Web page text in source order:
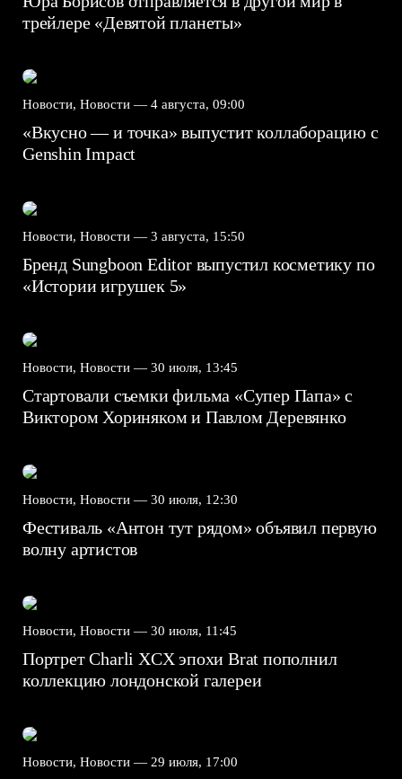
трейлере «Девятой планеты»
Новости, Новости — 4 августа, 09:00
«Вкусно — и точка» выпустит коллаборацию с
Genshin Impact⁠⁠
Новости, Новости — 3 августа, 15:50
Бренд Sungboon Editor выпустил косметику по
«Истории игрушек 5»
Новости, Новости — 30 июля, 13:45
Стартовали съемки фильма «Супер Папа» с
Виктором Хориняком и Павлом Деревянко
Новости, Новости — 30 июля, 12:30
Фестиваль «Антон тут рядом» объявил первую
волну артистов
Новости, Новости — 30 июля, 11:45
Портрет Charli XCX эпохи Brat пополнил
коллекцию лондонской галереи
Новости, Новости — 29 июля, 17:00